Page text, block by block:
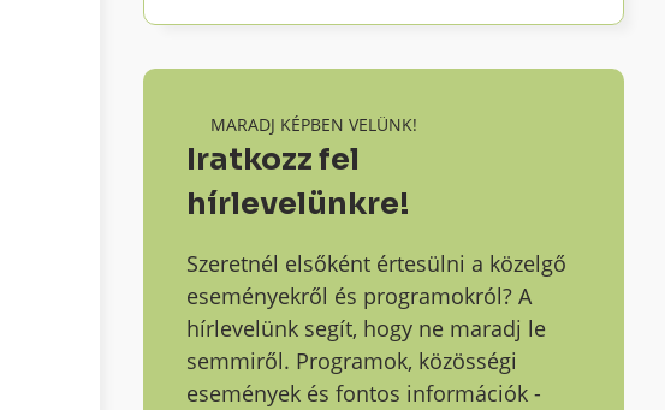
MARADJ KÉPBEN VELÜNK!
Iratkozz fel
hírlevelünkre!
Szeretnél elsőként értesülni a közelgő
eseményekről és programokról? A
hírlevelünk segít, hogy ne maradj le
semmiről. Programok, közösségi
események és fontos információk -